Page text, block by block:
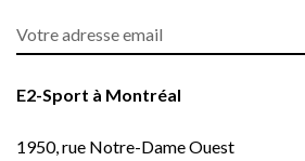
E2-Sport à Montréal
1950, rue Notre-Dame Ouest